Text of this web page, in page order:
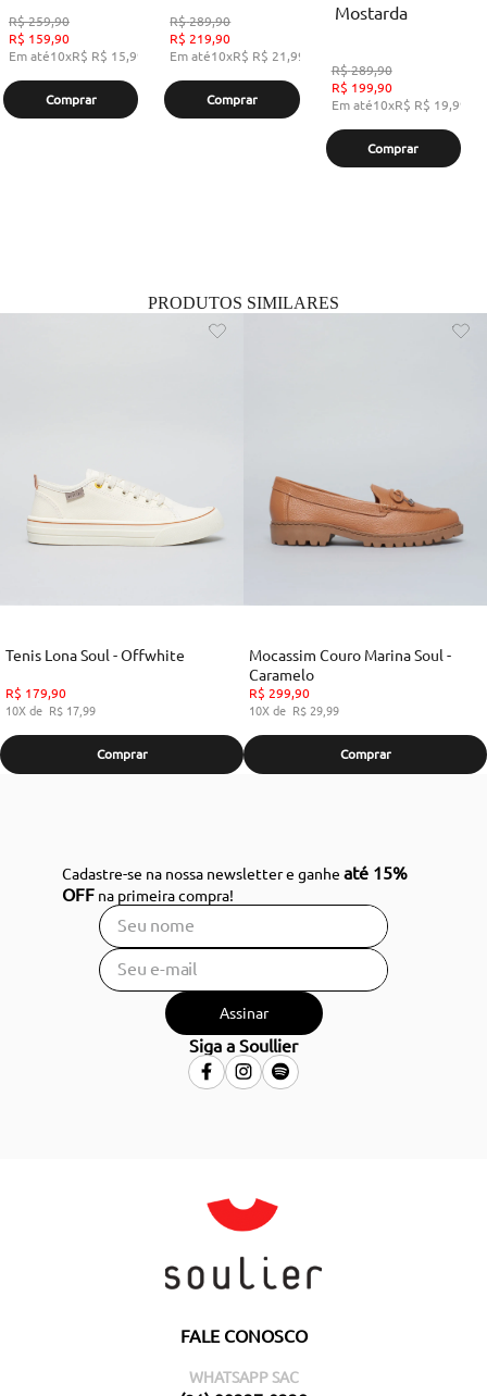
R$259,90
R$ 159,90
Em até10xR$ R$ 15,99 sem juros
Comprar
R$289,90
R$ 219,90
Em até10xR$ R$ 21,99
Comprar
Mostarda
R$289,90
R$ 199,90
Em até10xR$ R$ 19,99
Comprar
PRODUTOS SIMILARES
Tenis Lona Soul - Offwhite
R$ 179,90
10
R$ 17,99
Comprar
Mocassim Couro Marina Soul -
Caramelo
R$ 299,90
10
R$ 29,99
Comprar
Cadastre-se na nossa newsletter e ganheaté 15%
OFF na primeira compra!
Assinar
Siga a Soullier
FALE CONOSCO
WHATSAPP SAC